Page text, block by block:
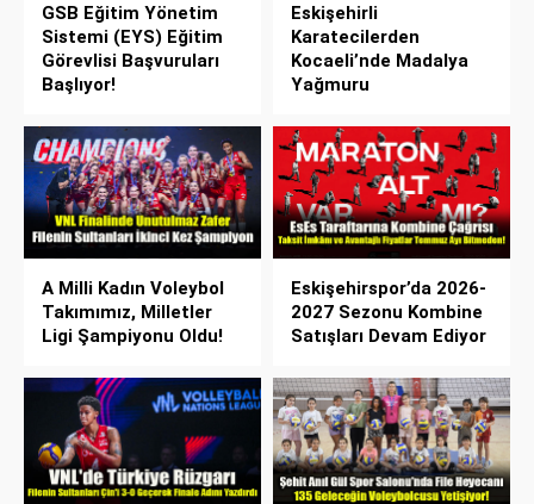
GSB Eğitim Yönetim
Sistemi (EYS) Eğitim
Görevlisi Başvuruları
Başlıyor!
Eskişehirli
Karatecilerden
Kocaeli’nde Madalya
Yağmuru
A Milli Kadın Voleybol
Takımımız, Milletler
Ligi Şampiyonu Oldu!
Eskişehirspor’da 2026-
2027 Sezonu Kombine
Satışları Devam Ediyor